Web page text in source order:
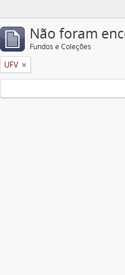
Não foram
Fundos e Coleções
UFV